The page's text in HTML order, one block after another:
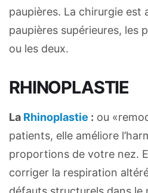
paupières. La chirurgie est
paupières supérieures, les
ou les deux.
RHINOPLASTIE
La Rhinoplastie : ou
patients, elle améliore
proportions de votre nez.
corriger la respiration